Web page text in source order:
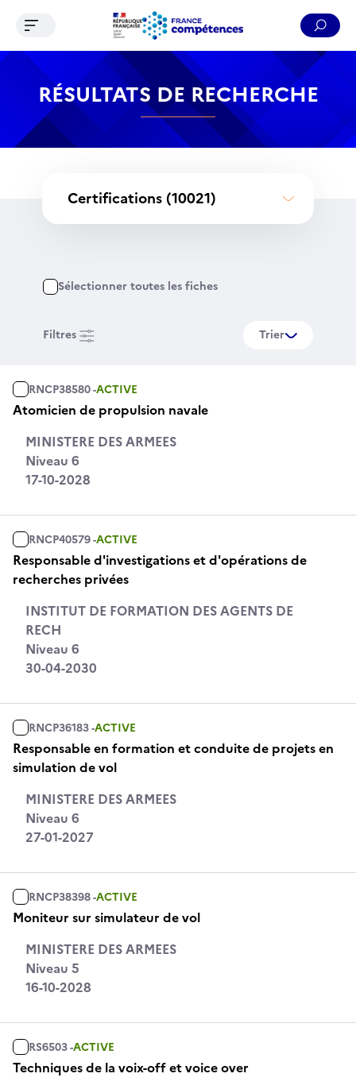
Contenu Recherche Menu Pied de page
Ouvrir le menu de navigation
RÉSULTATS DE RECHERCHE
Certifications (10021)
Sélectionner toutes les fiches
Filtres Trier
RNCP38580 -ACTIVE
Atomicien de propulsion navale
MINISTERE DES ARMEES
Niveau 6
17-10-2028
RNCP40579 -ACTIVE
Responsable d'investigations et d'opérations de
recherches privées
INSTITUT DE FORMATION DES AGENTS DE
RECH
Niveau 6
30-04-2030
RNCP36183 -ACTIVE
Responsable en formation et conduite de projets en
simulation de vol
MINISTERE DES ARMEES
Niveau 6
27-01-2027
RNCP38398 -ACTIVE
Moniteur sur simulateur de vol
MINISTERE DES ARMEES
Niveau 5
16-10-2028
RS6503 -ACTIVE
Techniques de la voix-off et voice over